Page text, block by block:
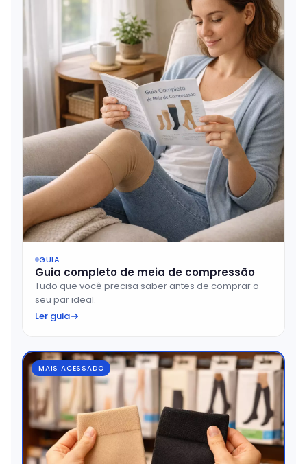
GUIA
Guia completo de meia de compressão
Tudo que você precisa saber antes de comprar o
seu par ideal.
Ler guia